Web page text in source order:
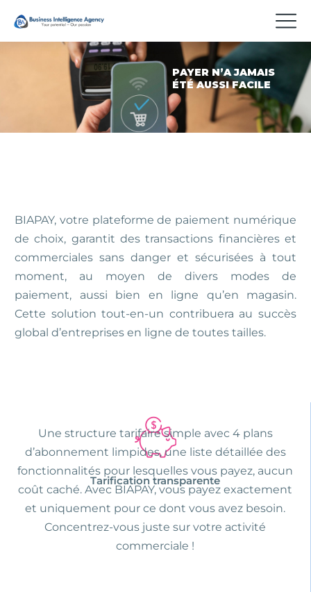
PAYER N’A JAMAIS
ÉTÉ AUSSI FACILE
BIAPAY, votre plateforme de paiement numérique
de choix, garantit des transactions financières et
commerciales sans danger et sécurisées à tout
moment, au moyen de divers modes de
paiement, aussi bien en ligne qu’en magasin.
Cette solution tout-en-un contribuera au succès
global d’entreprises en ligne de toutes tailles.
Tarification transparente
Une structure tarifaire simple avec 4 plans
d’abonnement limpides, une liste détaillée des
fonctionnalités pour lesquelles vous payez, aucun
coût caché. Avec BIAPAY, vous payez exactement
et uniquement pour ce dont vous avez besoin.
Concentrez-vous juste sur votre activité
commerciale !